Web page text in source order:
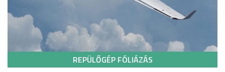
REPÜLŐGÉP FÓLIÁZÁS